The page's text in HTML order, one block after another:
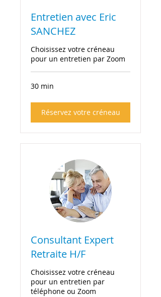
Entretien avec Eric
SANCHEZ
Choisissez votre créneau
pour un entretien par Zoom
30 min
Réservez votre créneau
Consultant Expert
Retraite H/F
Choisissez votre créneau
pour un entretien par
téléphone ou Zoom